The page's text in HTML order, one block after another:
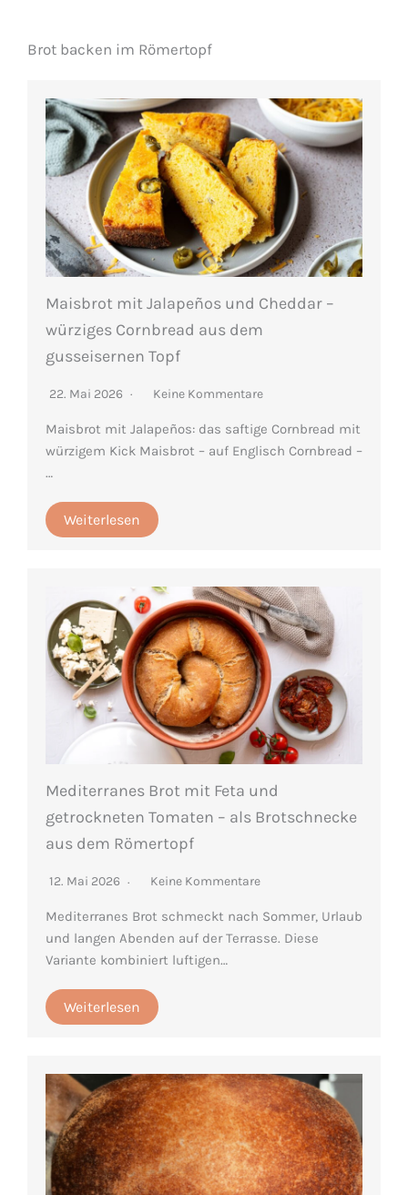
Brot backen im Römertopf
Maisbrot mit Jalapeños und Cheddar –
würziges Cornbread aus dem
gusseisernen Topf
22. Mai 2026 Keine Kommentare
Maisbrot mit Jalapeños: das saftige Cornbread mit
würzigem Kick Maisbrot – auf Englisch Cornbread –
…
Weiterlesen
Mediterranes Brot mit Feta und
getrockneten Tomaten – als Brotschnecke
aus dem Römertopf
12. Mai 2026 Keine Kommentare
Mediterranes Brot schmeckt nach Sommer, Urlaub
und langen Abenden auf der Terrasse. Diese
Variante kombiniert luftigen…
Weiterlesen